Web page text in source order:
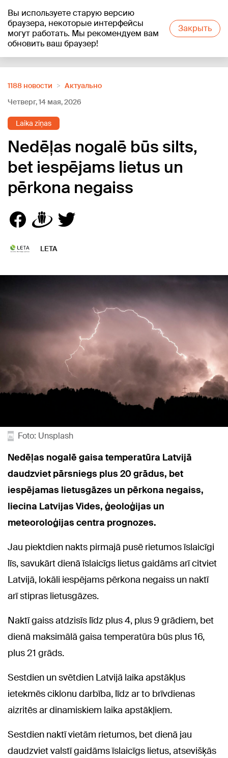
Вы используете старую версию
браузера, некоторые интерфейсы
могут работать. Мы рекомендуем вам
обновить ваш браузер!
Закрыть
+23°C
1188 новости
Актуально
Четверг, 14 мая, 2026
Laika ziņas
Nedēļas nogalē būs silts,
bet iespējams lietus un
pērkona negaiss
LETA
Foto: Unsplash
Nedēļas nogalē gaisa temperatūra Latvijā
daudzviet pārsniegs plus 20 grādus, bet
iespējamas lietusgāzes un pērkona negaiss,
liecina Latvijas Vides, ģeoloģijas un
meteoroloģijas centra prognozes.
Jau piektdien nakts pirmajā pusē rietumos īslaicīgi
līs, savukārt dienā īslaicīgs lietus gaidāms arī citviet
Latvijā, lokāli iespējams pērkona negaiss un naktī
arī stipras lietusgāzes.
Naktī gaiss atdzisīs līdz plus 4, plus 9 grādiem, bet
dienā maksimālā gaisa temperatūra būs plus 16,
plus 21 grāds.
Sestdien un svētdien Latvijā laika apstākļus
ietekmēs ciklonu darbība, līdz ar to brīvdienas
aizritēs ar dinamiskiem laika apstākļiem.
Sestdien naktī vietām rietumos, bet dienā jau
daudzviet valstī gaidāms īslaicīgs lietus, atsevišķās